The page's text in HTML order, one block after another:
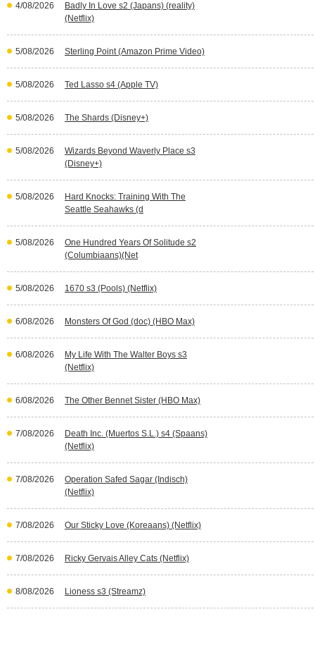
4/08/2026
Badly In Love s2 (Japans) (reality)
(Netflix)
5/08/2026 Sterling Point (Amazon Prime Video)
5/08/2026 Ted Lasso s4 (Apple TV)
5/08/2026 The Shards (Disney+)
5/08/2026
Wizards Beyond Waverly Place s3
(Disney+)
5/08/2026
Hard Knocks: Training With The
Seattle Seahawks (d
5/08/2026
One Hundred Years Of Solitude s2
(Columbiaans)(Net
5/08/2026 1670 s3 (Pools) (Netflix)
6/08/2026 Monsters Of God (doc) (HBO Max)
6/08/2026
My Life With The Walter Boys s3
(Netflix)
6/08/2026 The Other Bennet Sister (HBO Max)
7/08/2026
Death Inc. (Muertos S.L.) s4 (Spaans)
(Netflix)
7/08/2026
Operation Safed Sagar (Indisch)
(Netflix)
7/08/2026 Our Sticky Love (Koreaans) (Netflix)
7/08/2026 Ricky Gervais Alley Cats (Netflix)
8/08/2026 Lioness s3 (Streamz)